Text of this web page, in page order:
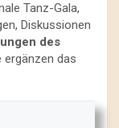
Tanz-Gala,
Diskussionen
des
ergänzen das